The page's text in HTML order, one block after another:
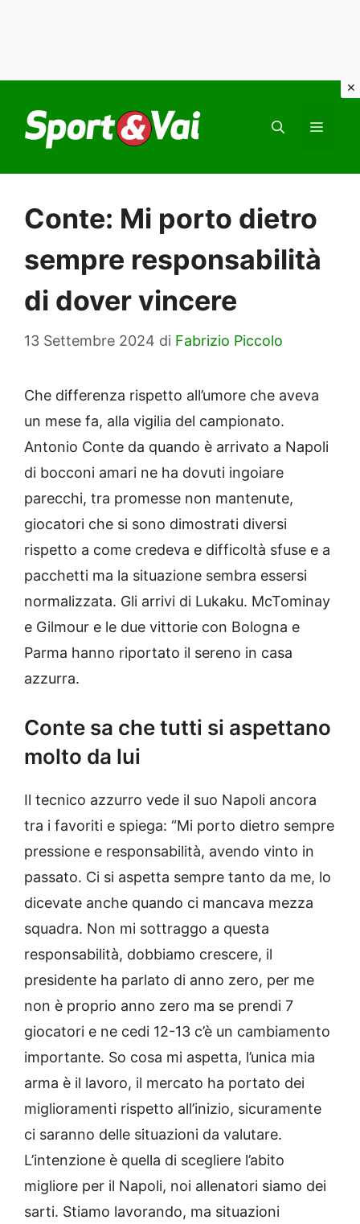
contenuto
Conte: Mi porto dietro
sempre responsabilità
di dover vincere
13 Settembre 2024 di Fabrizio Piccolo
Che differenza rispetto all’umore che aveva
un mese fa, alla vigilia del campionato.
Antonio Conte da quando è arrivato a Napoli
di bocconi amari ne ha dovuti ingoiare
parecchi, tra promesse non mantenute,
giocatori che si sono dimostrati diversi
rispetto a come credeva e difficoltà sfuse e a
pacchetti ma la situazione sembra essersi
normalizzata. Gli arrivi di Lukaku. McTominay
e Gilmour e le due vittorie con Bologna e
Parma hanno riportato il sereno in casa
azzurra.
Conte sa che tutti si aspettano
molto da lui
Il tecnico azzurro vede il suo Napoli ancora
tra i favoriti e spiega: “Mi porto dietro sempre
pressione e responsabilità, avendo vinto in
passato. Ci si aspetta sempre tanto da me, lo
dicevate anche quando ci mancava mezza
squadra. Non mi sottraggo a questa
responsabilità, dobbiamo crescere, il
presidente ha parlato di anno zero, per me
non è proprio anno zero ma se prendi 7
giocatori e ne cedi 12-13 c’è un cambiamento
importante. So cosa mi aspetta, l’unica mia
arma è il lavoro, il mercato ha portato dei
miglioramenti rispetto all’inizio, sicuramente
ci saranno delle situazioni da valutare.
L’intenzione è quella di scegliere l’abito
migliore per il Napoli, noi allenatori siamo dei
sarti. Stiamo lavorando, ma situazioni